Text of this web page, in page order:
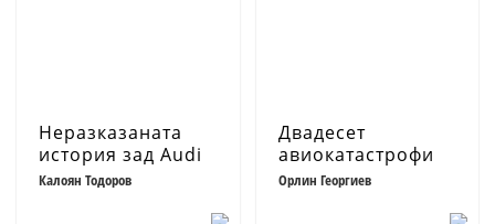
Неразказаната
история зад Audi
Калоян Тодоров
Двадесет
авиокатастрофи
Кн.1
Орлин Георгиев